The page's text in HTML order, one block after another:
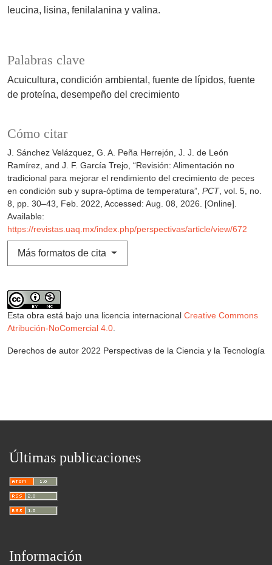
Palabras clave
Acuicultura condición ambiental fuente de lípidos fuente
de proteína desempeño del crecimiento
Cómo citar
J. Sánchez Velázquez, G. A. Peña Herrejón, J. J. de León
Ramírez, and J. F. García Trejo, “Revisión: Alimentación no
tradicional para mejorar el rendimiento del crecimiento de peces
en condición sub y supra-óptima de temperatura”, PCT, vol. 5, no.
8, pp. 30–43, Feb. 2022, Accessed: Aug. 08, 2026. [Online].
Available:
https://revistas.uaq.mx/index.php/perspectivas/article/view/672
Más formatos de cita
leucina, lisina, fenilalanina y valina.
Esta obra está bajo una licencia internacional Creative Commons
Atribución-NoComercial 4.0.
Derechos de autor 2022 Perspectivas de la Ciencia y la Tecnología
Últimas publicaciones
Información